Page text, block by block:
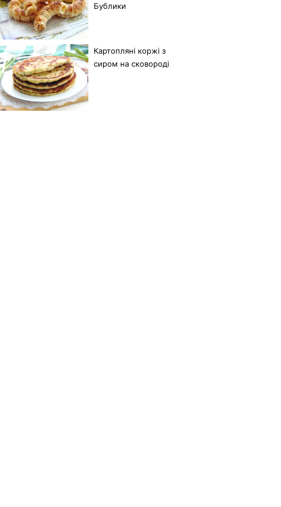
Бублики
Картопляні коржі з
сиром на сковороді